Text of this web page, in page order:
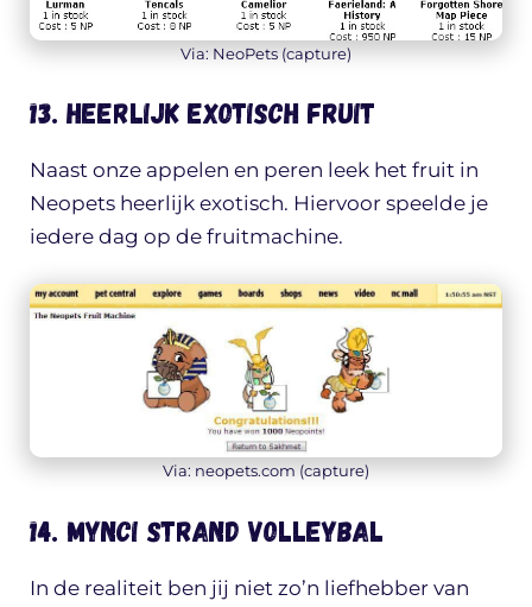
Via: NeoPets (capture)
13. Heerlijk exotisch fruit
Naast onze appelen en peren leek het fruit in
Neopets heerlijk exotisch. Hiervoor speelde je
iedere dag op de fruitmachine.
Via: neopets.com (capture)
14. Mynci strand volleybal
In de realiteit ben jij niet zo’n liefhebber van